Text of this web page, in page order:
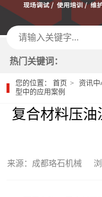
热门关键词：
您的位置：首页 资讯中
型中的应用案例
复合材料压
来源：成都珞石机械